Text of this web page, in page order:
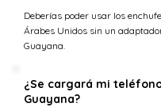
Deberías poder usar los
Árabes Unidos sin un
Guayana.
¿Se cargará mi
Guayana?